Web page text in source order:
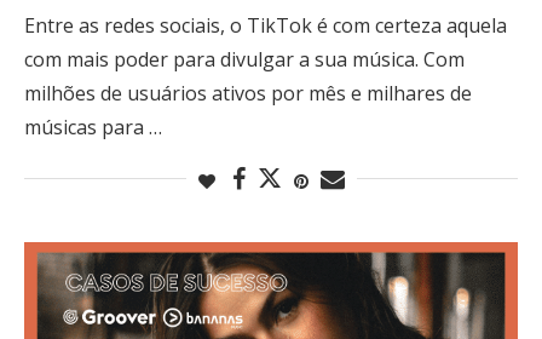
Entre as redes sociais, o TikTok é com certeza aquela
com mais poder para divulgar a sua música. Com
milhões de usuários ativos por mês e milhares de
músicas para …